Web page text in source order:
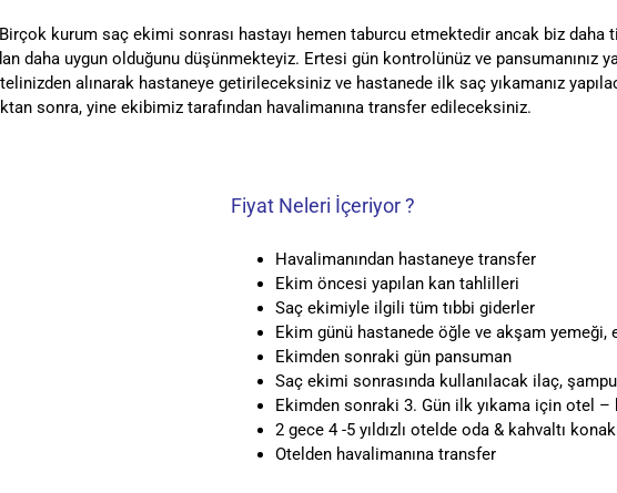
kurum saç ekimi sonrası hastayı hemen taburcu etmektedir ancak biz daha
daha uygun olduğunu düşünmekteyiz. Ertesi gün kontrolünüz ve pansumanınız
alınarak hastaneye getirileceksiniz ve hastanede ilk saç yıkamanız
sonra, yine ekibimiz tarafından havalimanına transfer edileceksiniz.
Fiyat Neleri İçeriyor ?
Havalimanından hastaneye transfer
Ekim öncesi yapılan kan tahlilleri
Saç ekimiyle ilgili tüm tıbbi giderler
Ekim günü hastanede öğle ve akşam yemeği,
Ekimden sonraki gün pansuman
Saç ekimi sonrasında kullanılacak ilaç,
Ekimden sonraki 3. Gün ilk yıkama için otel
2 gece 4 -5 yıldızlı otelde oda & kahvaltı
Otelden havalimanına transfer